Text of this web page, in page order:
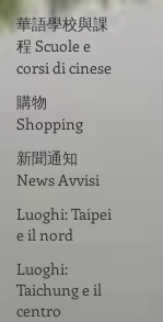
華語學校與課
程 Scuole e
corsi di cinese
購物
Shopping
新聞通知
News Avvisi
Luoghi: Taipei
e il nord
Luoghi:
Taichung e il
centro